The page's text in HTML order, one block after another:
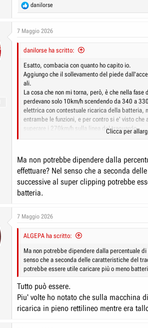
R
e
c
n
s
danilorse
7 Maggio 2026
danilorse ha scritto:
Esatto, combacia con quanto ho capito io.
Aggiungo che il sollevamento del piede
ali.
La cosa che non mi torna, però, è che nella
perdevano solo 10km/h scendendo da 340 a
elettrica con contestuale ricarica della batteria,
entrambe le funzioni, e per contro si e' visto che
superare i 270km/h sulla linea del traguardo.
..... ci sono ancora tanti misteri da scoprire di
hanno una strana gestione dell'ala anteriore !!
Clicca per
Ma non potrebbe dipendere dalla
effettuare? Nel senso che a seconda
successive al super clipping potrebbe
batteria.
7 Maggio 2026
ALGEPA ha scritto:
Ma non potrebbe dipendere dalla percentuale
senso che a seconda delle caratteristiche del
potrebbe essere utile caricare più o meno
Tutto può essere.
Piu' volte ho notato che sulla macchina
ricarica in pieno rettilineo mentre era